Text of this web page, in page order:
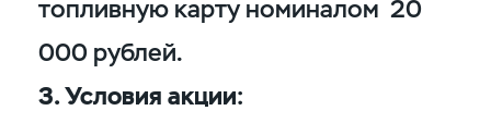
топливную карту номиналом 20
000 рублей.
3. Условия акции: